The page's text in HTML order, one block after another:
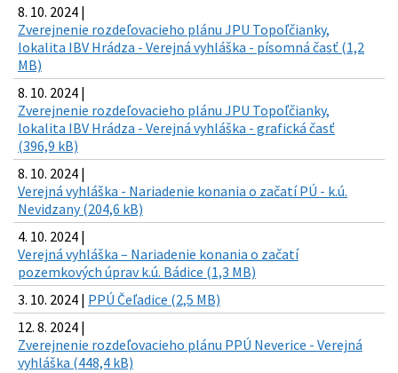
8. 10. 2024 |
Zverejnenie rozdeľovacieho plánu JPU Topoľčianky,
lokalita IBV Hrádza - Verejná vyhláška - písomná časť (1,2
MB)
8. 10. 2024 |
Zverejnenie rozdeľovacieho plánu JPU Topoľčianky,
lokalita IBV Hrádza - Verejná vyhláška - grafická časť
(396,9 kB)
8. 10. 2024 |
Verejná vyhláška - Nariadenie konania o začatí PÚ - k.ú.
Nevidzany (204,6 kB)
4. 10. 2024 |
Verejná vyhláška – Nariadenie konania o začatí
pozemkových úprav k.ú. Bádice (1,3 MB)
3. 10. 2024 | PPÚ Čeľadice (2,5 MB)
12. 8. 2024 |
Zverejnenie rozdeľovacieho plánu PPÚ Neverice - Verejná
vyhláška (448,4 kB)